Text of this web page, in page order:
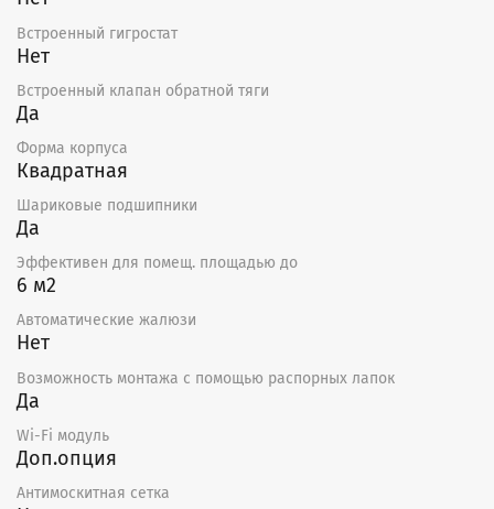
Встроенный гигростат
Нет
Встроенный клапан обратной тяги
Да
Форма корпуса
Квадратная
Шариковые подшипники
Да
Эффективен для помещ. площадью до
6 м2
Автоматические жалюзи
Нет
Возможность монтажа с помощью распорных лапок
Да
Wi-Fi модуль
Доп.опция
Антимоскитная сетка